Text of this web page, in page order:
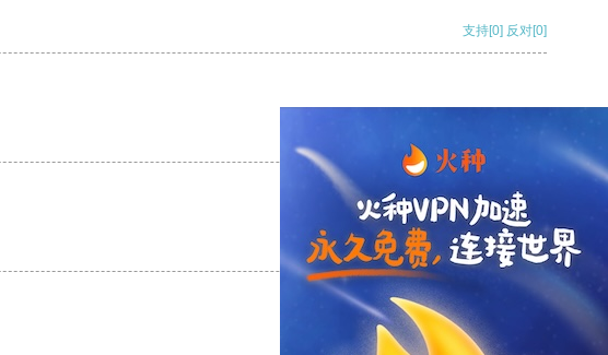
支持[0] 反对[0]
支持 [0] 反对[0]